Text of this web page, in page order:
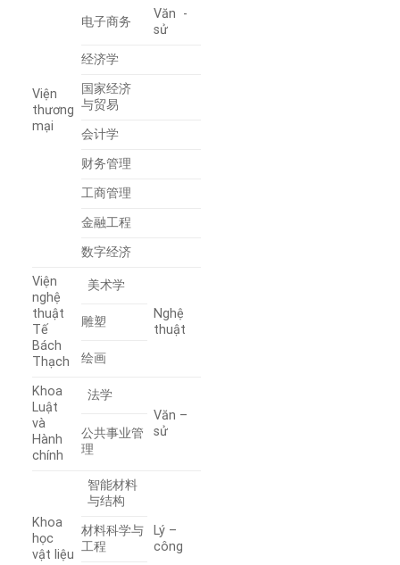
Viện
thương
mại
电子商务
Văn -
sử
经济学
国家经济
与贸易
会计学
财务管理
工商管理
金融工程
数字经济
Viện
nghệ
thuật
Tế
Bách
Thạch
美术学
Nghệ
thuật
雕塑
绘画
Khoa
Luật
và
Hành
chính
法学
Văn –
sử
公共事业管
理
Khoa
học
vật liệu
智能材料
与结构
Lý –
công
材料科学与
工程